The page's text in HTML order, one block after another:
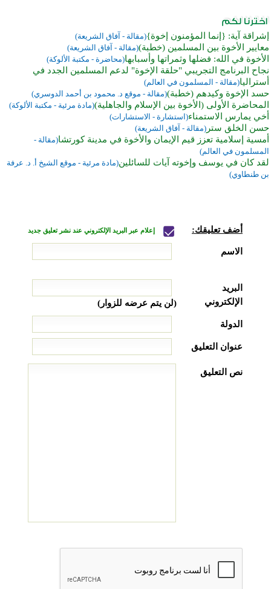
إشراقة آية: {إنما المؤمنون إخوة}(مقالة - آفاق الشريعة)
معايير الأخوة بين المسلمين (خطبة)(مقالة - آفاق الشريعة)
الأخوة في الله: فضلها وثمراتها وأسبابها(محاضرة - مكتبة الألوكة)
نجاح البرنامج التجريبي "حلقة الإخوة" لدعم المسلمين الجدد في
أستراليا(مقالة - المسلمون في العالم)
حسد الإخوة وكيدهم (خطبة)(مقالة - موقع د. محمود بن أحمد الدوسري)
المحاضرة الأولى (الأخوة بين الإسلام والجاهلية)(مادة مرئية - مكتبة الألوكة)
أخي يمارس الاستمناء(استشارة - الاستشارات)
حسن الخلق ستر (مقالة - آفاق الشريعة)
أمسية إسلامية تعزز قيم الإيمان والأخوة في مدينة كورتشا(مقالة -
المسلمون في العالم)
لقد كان في يوسف وإخوته آيات للسائلين(مادة مرئية - موقع الشيخ أ. د. عرفة
بن طنطاوي)
أضف تعليقك: إعلام عبر البريد الإلكتروني عند نشر تعليق جديد
الاسم
البريد
الإلكتروني
(لن يتم عرضه للزوار)
الدولة
عنوان التعليق
نص التعليق